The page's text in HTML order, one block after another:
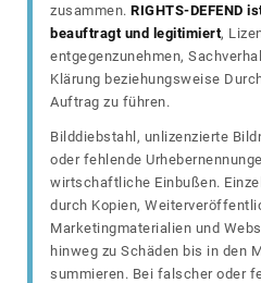
zusammen. RIGHTS-DEFEND
beauftragt und legitimiert,
entgegenzunehmen,
Klärung beziehungsweise
Auftrag zu führen.
Bilddiebstahl, unlizenzierte
oder fehlende
wirtschaftliche Einbußen.
durch Kopien,
Marketingmaterialien und
hinweg zu Schäden bis in den
summieren. Bei falscher oder